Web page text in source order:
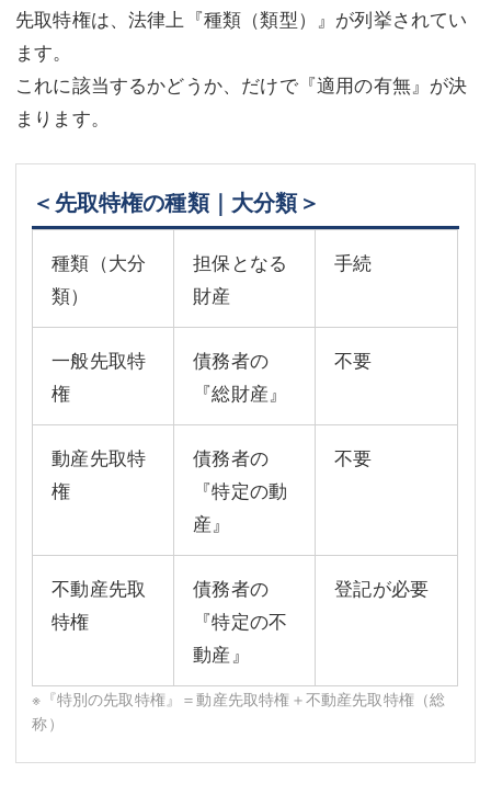
先取特権は、法律上『種類（類型）』が列挙されてい
ます。
これに該当するかどうか、だけで『適用の有無』が決
まります。
＜先取特権の種類｜大分類＞
種類（大分
類）
担保となる
財産
手続
一般先取特
権
債務者の
『総財産』
不要
動産先取特
権
債務者の
『特定の動
産』
不要
不動産先取
特権
債務者の
『特定の不
動産』
登記が必要
※『特別の先取特権』＝動産先取特権＋不動産先取特権（総
称）